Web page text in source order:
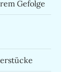
Gefolge